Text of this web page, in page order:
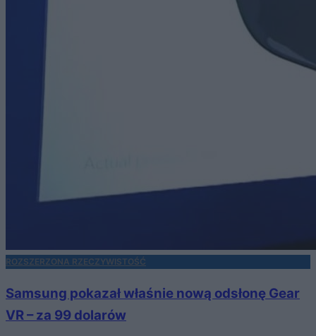
ROZSZERZONA RZECZYWISTOŚĆ
Samsung pokazał właśnie nową odsłonę Gear
VR – za 99 dolarów